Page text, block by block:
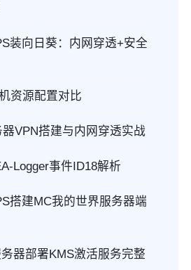
装向日葵：内网穿透+安全
资源配置对比
VPN搭建与内网穿透实战
Logger事件ID18解析
搭建MC我的世界服务器端
器部署KMS激活服务完整